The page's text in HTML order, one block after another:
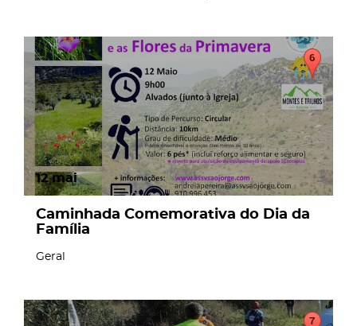
12 mai
Caminhada Comemorativa do Dia da
Família
Geral